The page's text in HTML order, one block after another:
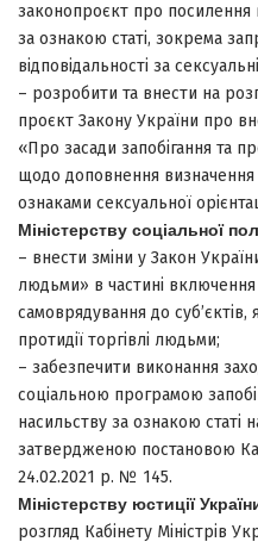
законопроєкт про посилення
за ознакою статі, зокрема
відповідальності за
– розробити та внести на
проєкт Закону України про
«Про засади запобігання та
щодо доповнення визначення
ознаками сексуальної
Міністерству соціальної
– внести зміни у Закон
людьми» в частині включення
самоврядування до
протидії торгівлі людьми;
– забезпечити виконання
соціальною програмою
насильству за ознакою статі
затвердженою постановою
24.02.2021 р. № 145.
Міністерству юстиції
розгляд Кабінету Міністрів